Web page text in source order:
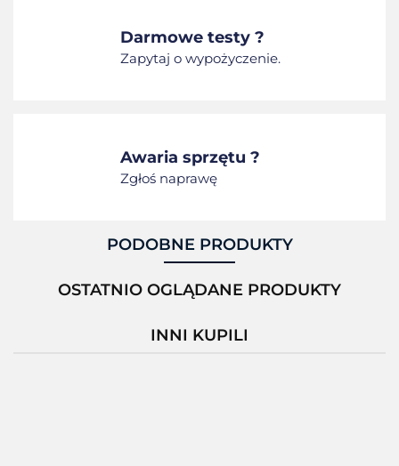
Darmowe testy ?
Zapytaj o wypożyczenie.
Awaria sprzętu ?
Zgłoś naprawę
PODOBNE PRODUKTY
OSTATNIO OGLĄDANE PRODUKTY
INNI KUPILI